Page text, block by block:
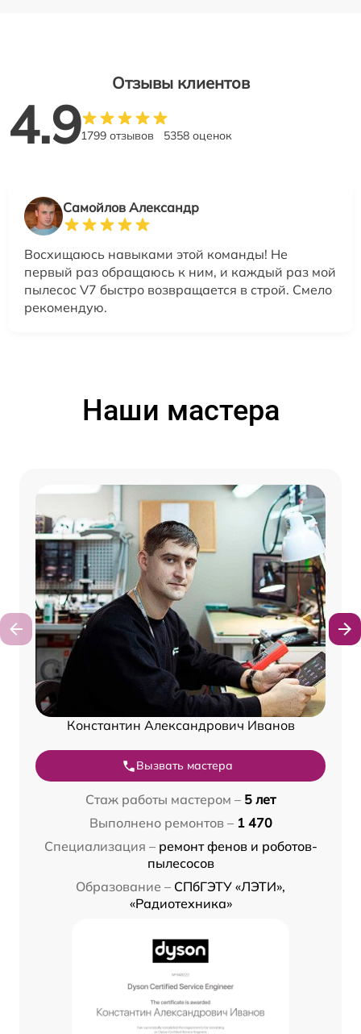
Отзывы клиентов
4.91799 отзывов 5358 оценок
Самойлов Александр
Восхищаюсь навыками этой команды! Не
первый раз обращаюсь к ним, и каждый раз мой
пылесос V7 быстро возвращается в строй. Смело
рекомендую.
Наши мастера
Константин Александрович Иванов
Вызвать мастера
Стаж работы мастером – 5 лет
Выполнено ремонтов – 1 470
Специализация – ремонт фенов и роботов-
пылесосов
Образование – СПбГЭТУ «ЛЭТИ»,
«Радиотехника»